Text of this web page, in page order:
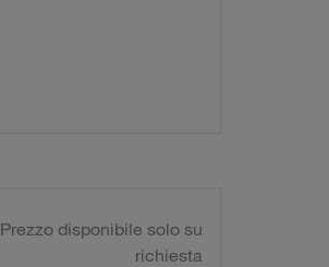
Prezzo disponibile solo su
richiesta